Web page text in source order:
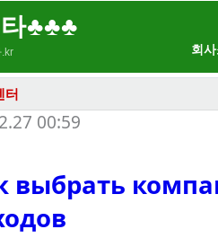
♣♣♣
회
터
00:59
выбрать